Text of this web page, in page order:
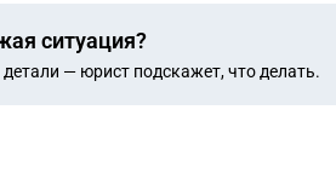
ситуация?
— юрист подскажет, что делать.